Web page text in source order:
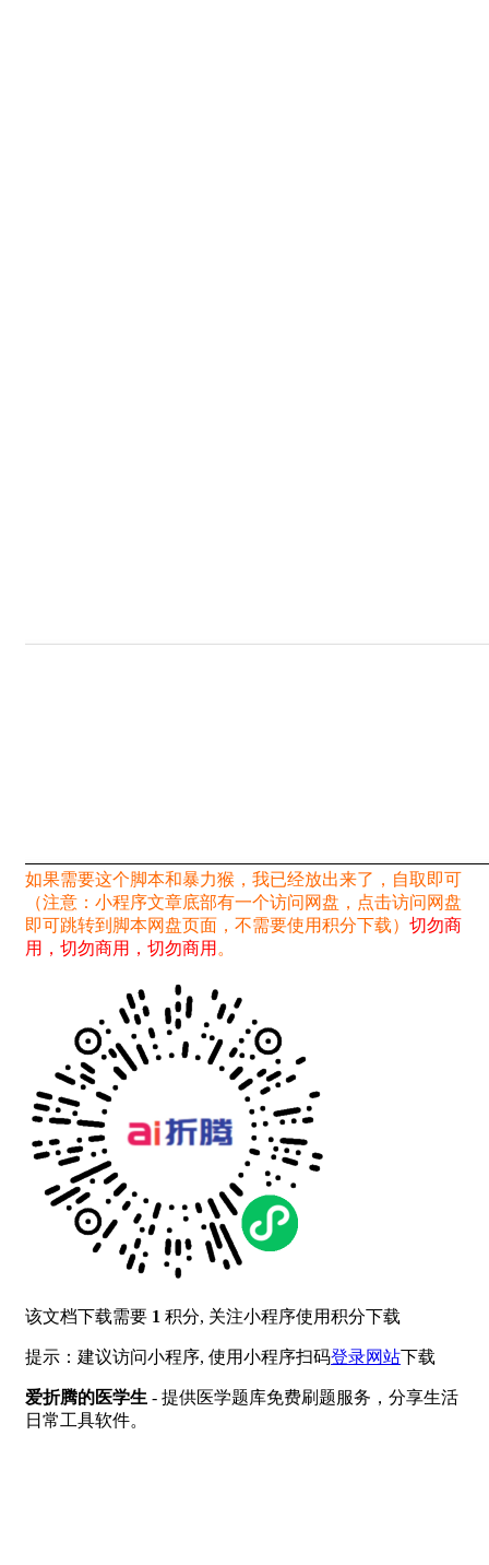
如果需要这个脚本和暴力猴，我已经放出来了，自取即可
（注意：小程序文章底部有一个访问网盘，点击访问网盘
即可跳转到脚本网盘页面，不需要使用积分下载） 切勿商
用，切勿商用，切勿商用 。
该文档下载需要 1 积分, 关注小程序使用积分下载
提示：建议访问小程序, 使用小程序扫码登录网站下载
爱折腾的医学生 - 提供医学题库免费刷题服务，分享生活
日常工具软件。